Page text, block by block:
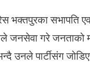
भक्तपुरका सभापति
जनसेवा गरे जनताको
उनले पार्टीसंग